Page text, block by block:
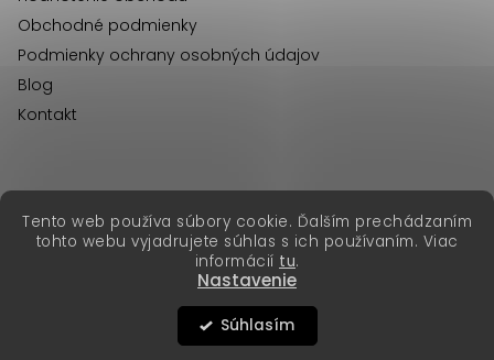
Tento web používa súbory cookie. Ďalším prechádzaním
tohto webu vyjadrujete súhlas s ich používaním. Viac
informácií tu.
Nastavenie
Súhlasím
Obchodné podmienky
Podmienky ochrany osobných údajov
Blog
Kontakt
Vytvoril Shoptet Premium
Copyright 2026Erika Fashion. Všetky práva vyhradené.
erikafashion.cz